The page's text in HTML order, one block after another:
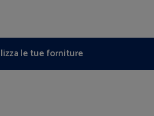
le tue forniture